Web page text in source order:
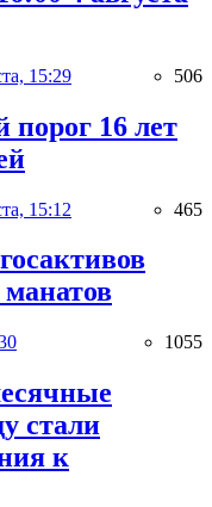
15:29 506
порог 16 лет
15:12 465
1055
стали
к